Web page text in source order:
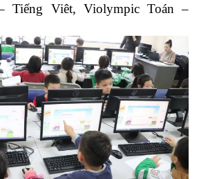
Tiếng Viêt, Violympic Toán –